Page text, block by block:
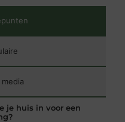
je huis in voor een